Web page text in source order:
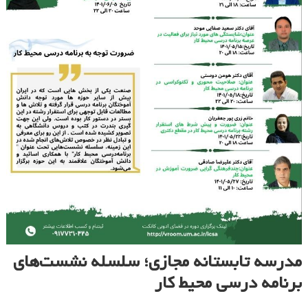
مدرسه تابستانه مجازی؛ سلسله نشست‌های
برنامه درسی محیط کار